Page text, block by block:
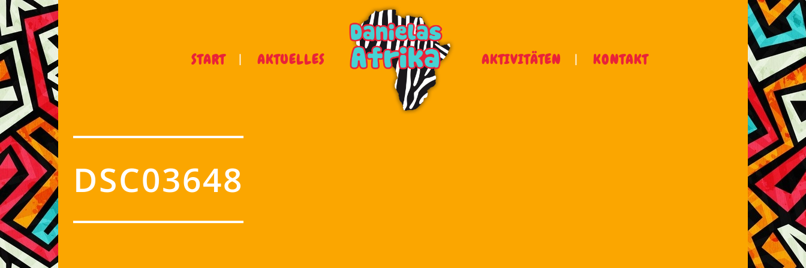
START AKTUELLES AKTIVITÄTEN KONTAKT
DSC03648